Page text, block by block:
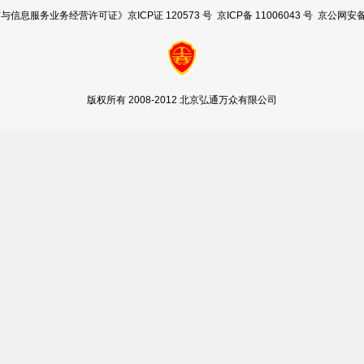
信息服务业务经营许可证》京ICP证 120573 号 京ICP备 11006043 号 京公网安
版权所有 2008-2012 北京弘通万众有限公司